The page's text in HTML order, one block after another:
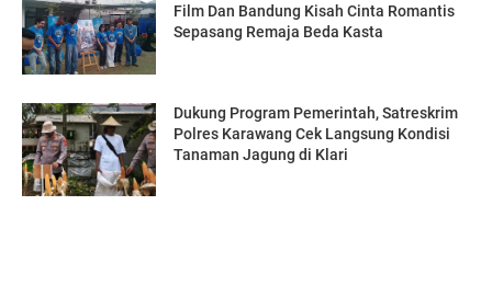
Film Dan Bandung Kisah Cinta Romantis
Sepasang Remaja Beda Kasta
Dukung Program Pemerintah, Satreskrim
Polres Karawang Cek Langsung Kondisi
Tanaman Jagung di Klari